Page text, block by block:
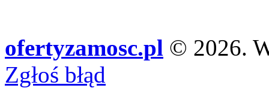
ofertyzamosc.pl © 2026.
Zgłoś błąd